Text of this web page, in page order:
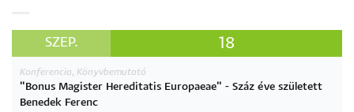
SZEP. 18
Konferencia, Könyvbemutató
"Bonus Magister Hereditatis Europaeae" - Száz éve született
Benedek Ferenc